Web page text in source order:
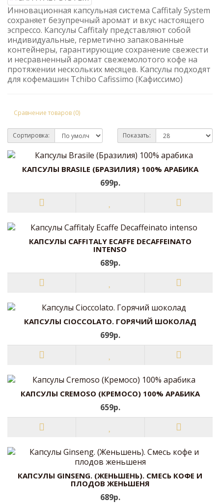
Инновационная капсульная система Caffitaly System
сохраняет безупречный аромат и вкус настоящего
эспрессо. Капсулы Caffitaly представляют собой
индивидуальные, герметично запакованные
контейнеры, гарантирующие сохранение свежести
и несравненный аромат свежемолотого кофе на
протяжении нескольких месяцев. Капсулы подходят
для кофемашин Tchibo Cafissimo (Кафиссимо)
Сравнение товаров (0)
Сортировка: Показать:
КАПСУЛЫ BRASILE (БРАЗИЛИЯ) 100% АРАБИКА
699р.
КАПСУЛЫ CAFFITALY ECAFFE DECAFFEINATO
INTENSO
689р.
КАПСУЛЫ CIOCCOLATO. ГОРЯЧИЙ ШОКОЛАД
699р.
КАПСУЛЫ CREMOSO (КРЕМОСО) 100% АРАБИКА
659р.
КАПСУЛЫ GINSENG. (ЖЕНЬШЕНЬ). СМЕСЬ КОФЕ И
ПЛОДОВ ЖЕНЬШЕНЯ
689р.